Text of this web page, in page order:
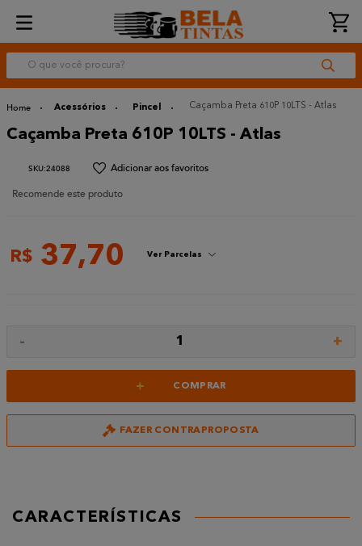
O que você procura?
Acessórios Pincel Caçamba Preta 610P 10LTS - Atlas
Caçamba Preta 610P 10LTS - Atlas
:24088
Recomende este produto
R$ 37,70 Ver Parcelas
- 1 +
+ COMPRAR
FAZER CONTRAPROPOSTA
CARACTERÍSTICAS